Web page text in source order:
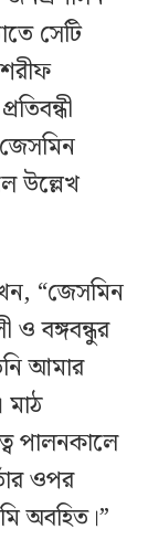
সেটি
উল্লেখ
“জেসমিন
ও বঙ্গবন্ধুর
আমার
মাঠ
পালনকালে
ওপর
অবহিত।”